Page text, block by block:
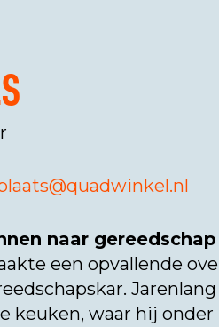
naar gereedschap
een opvallende
keuken, waar hij